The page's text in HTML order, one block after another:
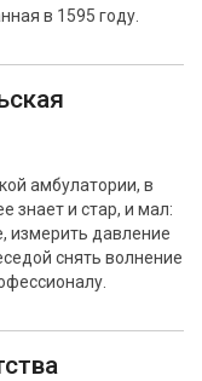
в 1595 году.
амбулатории, в
знает и стар, и мал:
измерить давление
снять волнение